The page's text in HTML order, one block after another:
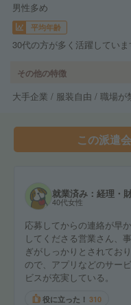
男性多め
平均年齢
30代の方が多く活躍していま
その他の特徴
大手企業 / 服装自由 / 職場
この派遣
就業済み：経理・
40代女性
応募してからの連絡が早
してくださる営業さん、
ぎがしっかりとされてお
ので、アプリなどのサー
ビスが充実している。
役に立った！ 310